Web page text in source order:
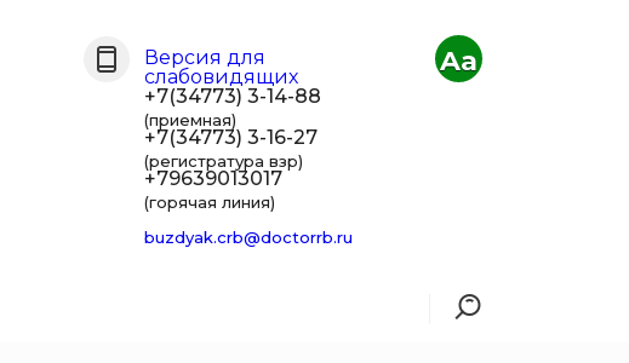
Версия для
слабовидящих
+7(34773) 3-14-88
(приемная)
+7(34773) 3-16-27
(регистратура взр)
+79639013017
(горячая линия)
buzdyak.crb@doctorrb.ru
Aa